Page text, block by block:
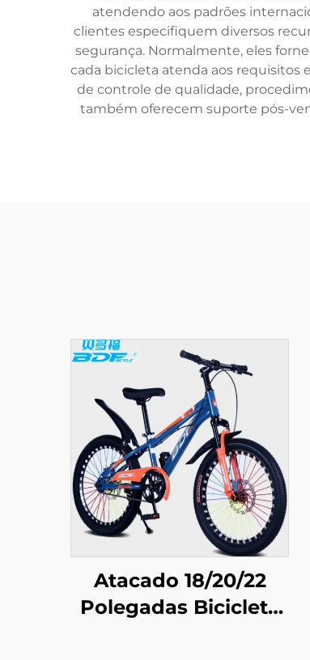
atendendo aos padrões
clientes especifiquem diversos
segurança. Normalmente, eles
cada bicicleta atenda aos requisitos
de controle de qualidade,
também oferecem suporte pós-
Atacado 18/20/22
Polegadas Bicicleta